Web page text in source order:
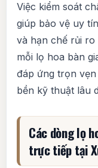
Việc kiểm soát
giúp bảo vệ uy
và hạn chế rủi ro
mỗi lọ hoa bàn
đáp ứng trọn
bền kỹ thuật lâu
Các dòng lọ
trực tiếp tại